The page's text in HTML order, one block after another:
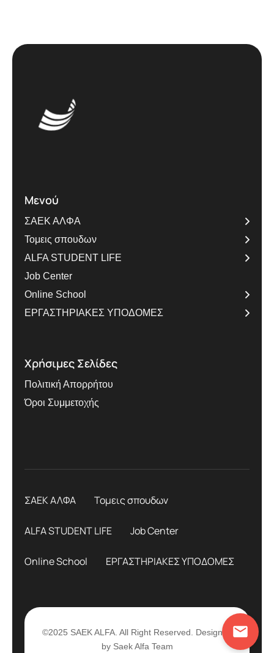
Μενού
ΣΑΕΚ ΑΛΦΑ
Τομεις σπουδων
ALFA STUDENT LIFE
Job Center
Online School
ΕΡΓΑΣΤΗΡΙΑΚΕΣ ΥΠΟΔΟΜΕΣ
Χρήσιμες Σελίδες
Πολιτική Απορρήτου
Όροι Συμμετοχής
ΣΑΕΚ ΑΛΦΑ Τομεις σπουδων
ALFA STUDENT LIFE Job Center
Online School ΕΡΓΑΣΤΗΡΙΑΚΕΣ ΥΠΟΔΟΜΕΣ
©2025 SAEK ALFA. All Right Reserved. Designed
by Saek Alfa Team